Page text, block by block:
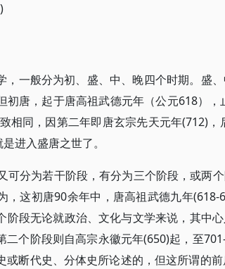
)
，一般分为初、盛、中、晚四个时期。盛
初唐，起于唐高祖武德元年（公元618）
相同，因第二年即唐玄宗先天元年(712)
进入盛唐之世了。
可分为若干阶段，有分为三个阶段，或两
，这初唐90余年中，唐高祖武德九年
阶段无论就政治、文化与文学来说，其中
二个阶段则自高宗永徽元年(650)起，至
或断代史、分体史所论述的，但这所谓的